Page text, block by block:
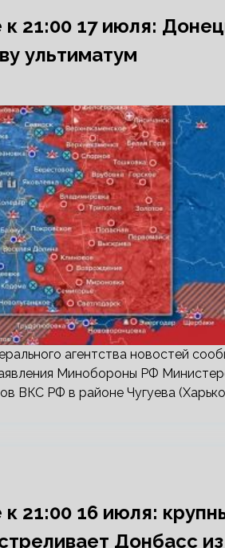
21:00 17 июля:
ультиматум
агентства новостей
Минобороны РФ
ВКС РФ в районе Чугуева
21:00 16 июля:
Донбасс из